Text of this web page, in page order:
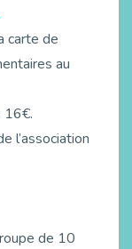
carte de
au
16€.
l’association
de 10